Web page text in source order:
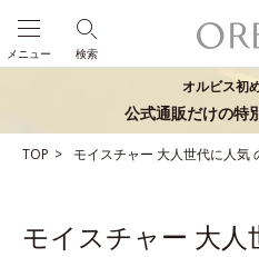
検索
メニュー
オルビス初
公式通販だけの特
TOP モイスチャー 大人世代に人気
モイスチャー 大人